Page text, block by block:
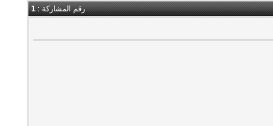
رقم المشاركة :1